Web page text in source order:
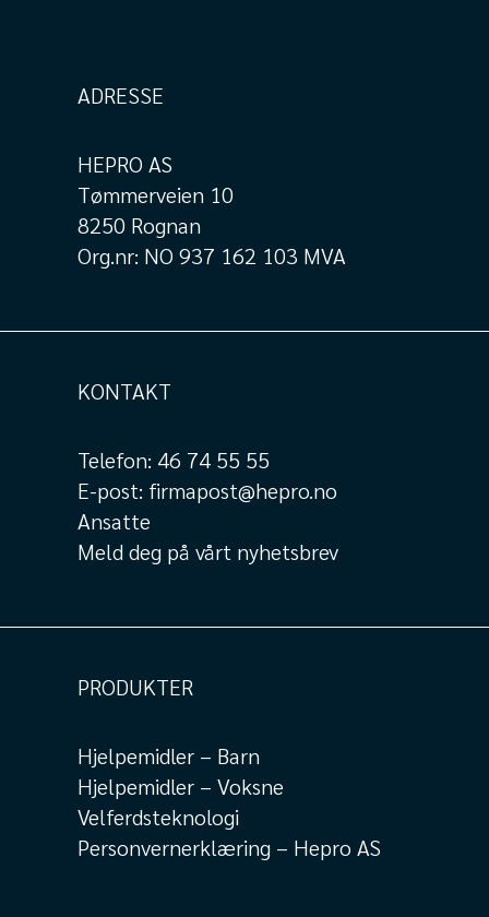
ADRESSE
HEPRO AS
Tømmerveien 10
8250 Rognan
Org.nr: NO 937 162 103 MVA
KONTAKT
Telefon: 46 74 55 55
E-post: firmapost@hepro.no
Ansatte
Meld deg på vårt nyhetsbrev
PRODUKTER
Hjelpemidler – Barn
Hjelpemidler – Voksne
Velferdsteknologi
Personvernerklæring – Hepro AS